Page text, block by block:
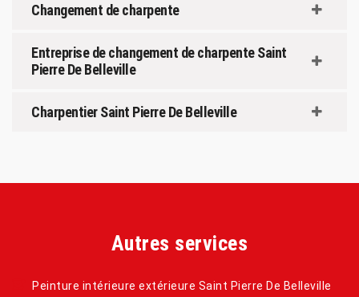
Changement de charpente
Entreprise de changement de charpente Saint
Pierre De Belleville
Charpentier Saint Pierre De Belleville
Autres services
Peinture intérieure extérieure Saint Pierre De Belleville